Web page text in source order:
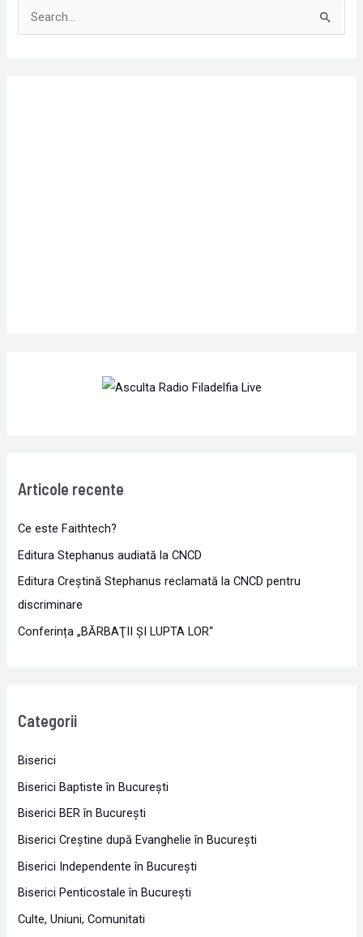
Articole recente
Ce este Faithtech?
Editura Stephanus audiată la CNCD
Editura Creștină Stephanus reclamată la CNCD pentru
discriminare
Conferința „BĂRBAŢII ŞI LUPTA LOR“
Categorii
Biserici
Biserici Baptiste în Bucureşti
Biserici BER în Bucureşti
Biserici Creştine după Evanghelie în Bucureşti
Biserici Independente în Bucureşti
Biserici Penticostale în Bucureşti
Culte, Uniuni, Comunitati